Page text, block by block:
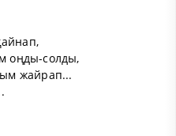
оңды-солды,
жайрап...